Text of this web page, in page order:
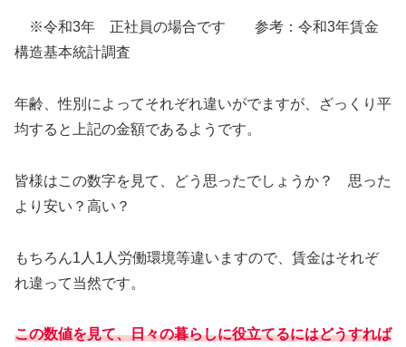
※令和3年 正社員の場合です 参考：令和3年賃金
構造基本統計調査
年齢、性別によってそれぞれ違いがでますが、ざっくり平
均すると上記の金額であるようです。
皆様はこの数字を見て、どう思ったでしょうか？ 思った
より安い？高い？
もちろん1人1人労働環境等違いますので、賃金はそれぞ
れ違って当然です。
この数値を見て、日々の暮らしに役立てるにはどうすれば